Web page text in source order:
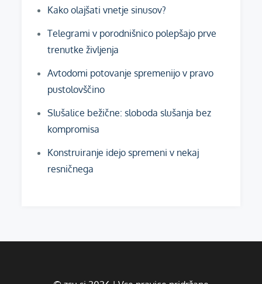
Kako olajšati vnetje sinusov?
Telegrami v porodnišnico polepšajo prve
trenutke življenja
Avtodomi potovanje spremenijo v pravo
pustolovščino
Slušalice bežične: sloboda slušanja bez
kompromisa
Konstruiranje idejo spremeni v nekaj
resničnega